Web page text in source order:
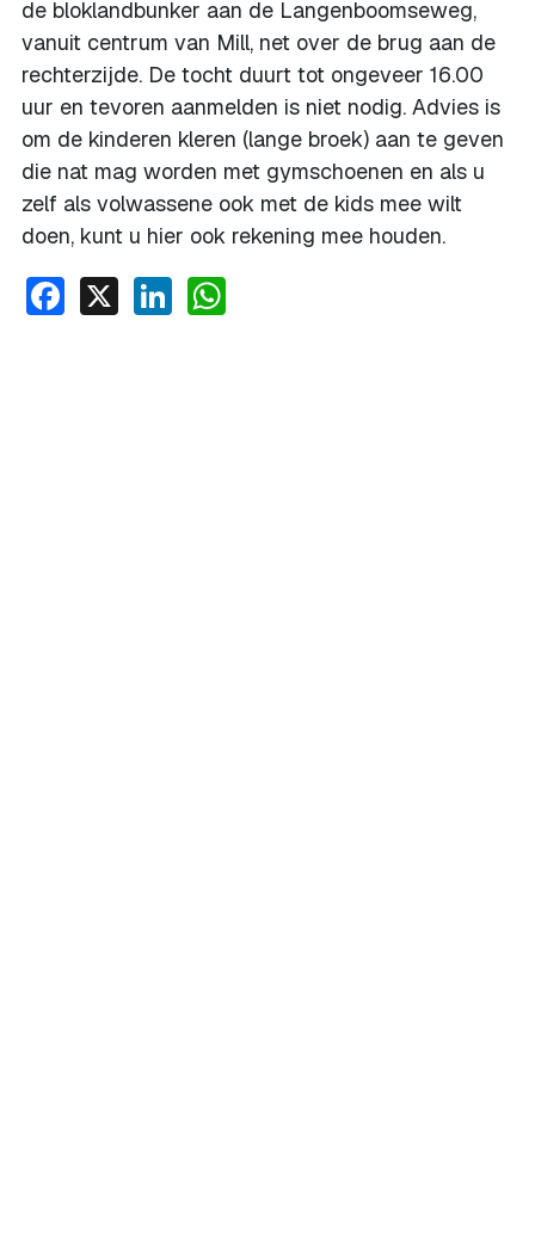
de bloklandbunker aan de Langenboomseweg,
vanuit centrum van Mill, net over de brug aan de
rechterzijde. De tocht duurt tot ongeveer 16.00
uur en tevoren aanmelden is niet nodig. Advies is
om de kinderen kleren (lange broek) aan te geven
die nat mag worden met gymschoenen en als u
zelf als volwassene ook met de kids mee wilt
doen, kunt u hier ook rekening mee houden.
Facebook
X LinkedIn